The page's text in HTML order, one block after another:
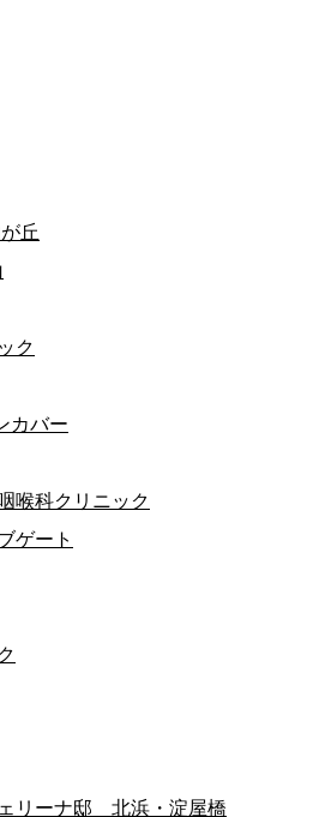
丘
ク
カバー
喉科クリニック
ゲート
リーナ邸 北浜・淀屋橋